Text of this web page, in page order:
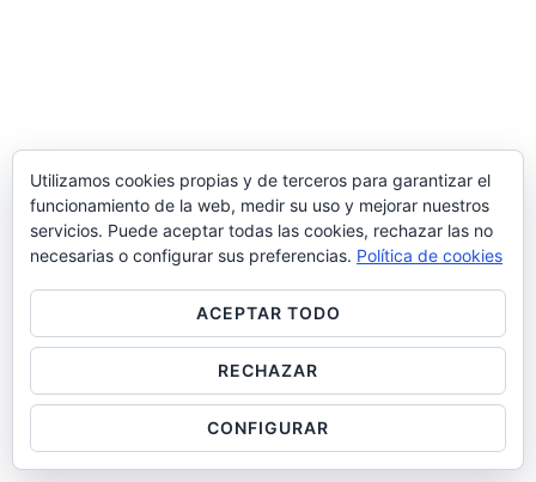
Utilizamos cookies propias y de terceros para garantizar el
funcionamiento de la web, medir su uso y mejorar nuestros
servicios. Puede aceptar todas las cookies, rechazar las no
necesarias o configurar sus preferencias. Política de cookies
ACEPTAR TODO
RECHAZAR
CONFIGURAR